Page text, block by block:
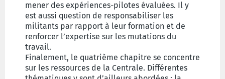
mener des expériences-pilotes évaluées. Il y
est aussi question de responsabiliser les
militants par rapport à leur formation et de
renforcer l’expertise sur les mutations du
travail.
Finalement, le quatrième chapitre se concentre
sur les ressources de la Centrale. Différentes